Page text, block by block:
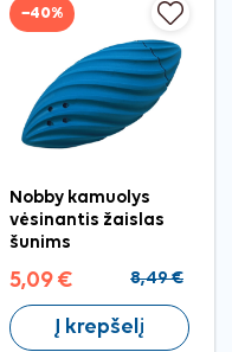
−40%
Nobby kamuolys
vėsinantis žaislas
šunims
5,09 € 8,49 €
Į krepšelį